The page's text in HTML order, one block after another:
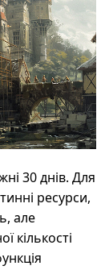
30 днів. Для
ресурси,
але
кількості